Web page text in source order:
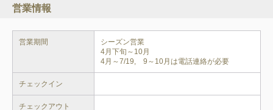
営業情報
営業期間
シーズン営業
4月下旬～10月
チェックイン
チェックアウト